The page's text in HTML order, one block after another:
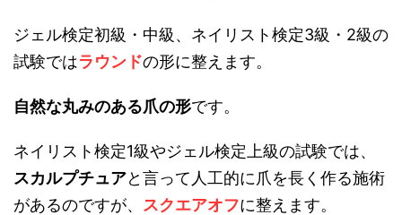
ジェル検定初級・中級、ネイリスト検定3級・2級の
試験ではラウンドの形に整えます。
自然な丸みのある爪の形です。
ネイリスト検定1級やジェル検定上級の試験では、
スカルプチュアと言って人工的に爪を長く作る施術
があるのですが、 スクエアオフに整えます。